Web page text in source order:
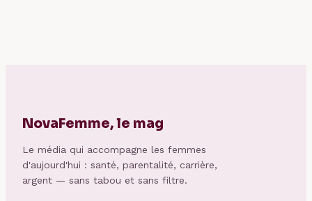
NovaFemme, le mag
Le média qui accompagne les femmes
d'aujourd'hui : santé, parentalité, carrière,
argent — sans tabou et sans filtre.